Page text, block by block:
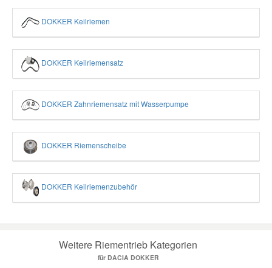
DOKKER Keilriemen
DOKKER Keilriemensatz
DOKKER Zahnriemensatz mit Wasserpumpe
DOKKER Riemenscheibe
DOKKER Keilriemenzubehör
Weitere Riementrieb Kategorien
für DACIA DOKKER